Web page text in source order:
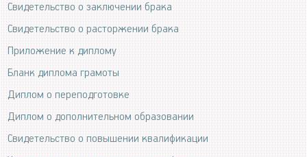
Свидетельство о заключении брака
Свидетельство о расторжении брака
Приложение к диплому
Бланк диплома грамоты
Диплом о переподготовке
Диплом о дополнительном образовании
Свидетельство о повышении квалификации